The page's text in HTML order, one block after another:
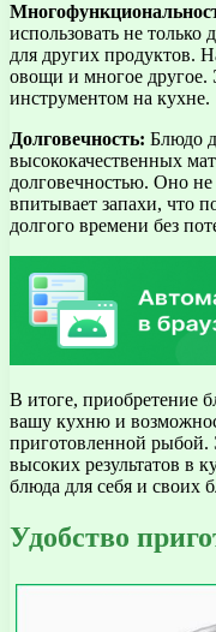
использовать не
для других продуктов.
овощи и многое другое.
инструментом на кухне.
Долговечность: Блюдо
высококачественных
долговечностью. Оно
впитывает запахи, что
долгого времени без
В итоге, приобретение
вашу кухню и
приготовленной рыбой.
высоких результатов в
блюда для себя и своих
Удобство